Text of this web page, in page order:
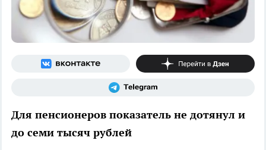
Для пенсионеров показатель не дотянул и
до семи тысяч рублей